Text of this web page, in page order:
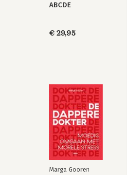
ABCDE
€ 29,95
Marga Gooren